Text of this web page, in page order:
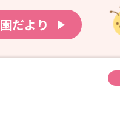
園だより